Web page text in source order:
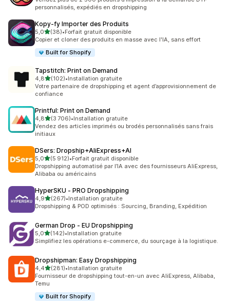
personnalisés, expédiés en dropshipping
Kopy‑fy Importer des Produits
5,0étoile(s) sur 5
(38)
38 avis au total
•Forfait gratuit disponible
Copier et cloner des produits en masse avec l'IA, sans effort
Built for Shopify
Tapstitch: Print on Demand
4,8étoile(s) sur 5
(102)
102 avis au total
•Installation gratuite
Votre partenaire de dropshipping et agent d’approvisionnement de
confiance
Printful: Print on Demand
4,8étoile(s) sur 5
(3 706)
3706 avis au total
•Installation gratuite
Vendez des articles imprimés ou brodés personnalisés sans frais
initiaux
DSers: Dropship+AliExpress+AI
5,0étoile(s) sur 5
(5 912)
5912 avis au total
•Forfait gratuit disponible
Dropshipping automatisé par l’IA avec des fournisseurs AliExpress,
Alibaba ou américains
HyperSKU ‑ PRO Dropshipping
4,9étoile(s) sur 5
(267)
267 avis au total
•Installation gratuite
Dropshipping & POD optimisés : Sourcing, Branding, Expédition
German Drop ‑ EU Dropshipping
5,0étoile(s) sur 5
(142)
142 avis au total
•Installation gratuite
Simplifiez les opérations e-commerce, du sourçage à la logistique.
Dropshipman: Easy Dropshipping
4,4étoile(s) sur 5
(281)
281 avis au total
•Installation gratuite
Fournisseur de dropshipping tout-en-un avec AliExpress, Alibaba,
Temu
Built for Shopify